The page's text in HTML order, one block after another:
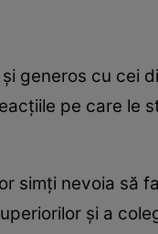
generos cu cei
pe care le
simți nevoia să
și a